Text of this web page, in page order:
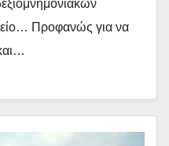
Προφανώς για να